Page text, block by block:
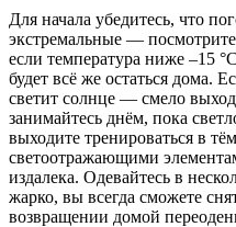
Для начала убедитесь, что
экстремальные —
если температура ниже –15
будет всё же остаться дома.
светит солнце — смело
занимайтесь днём, пока
выходите тренироваться в
светоотражающими
издалека. Одевайтесь в
жарко, вы всегда сможете
возвращении домой